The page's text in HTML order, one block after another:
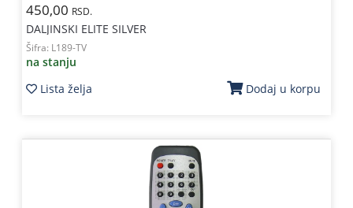
450,00 RSD.
DALJINSKI ELITE SILVER
Šifra: L189-TV
na stanju
Lista želja
Dodaj u korpu